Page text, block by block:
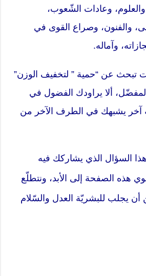
والعلوم، وعادات الشّعوب،
والفنون، وصراع القوى في
وآماله.
تبحث عن “حمية ” لتخفيف الوزن”
ألا يراودك الفضول في
آخر يشبهك في الطرف الآخر من
السؤال الذي يشاركك فيه
هذه الصفحة إلى الأبد، ونتطلّع
2014 آملين أن يجلب للبشريّة العدل والسّلام